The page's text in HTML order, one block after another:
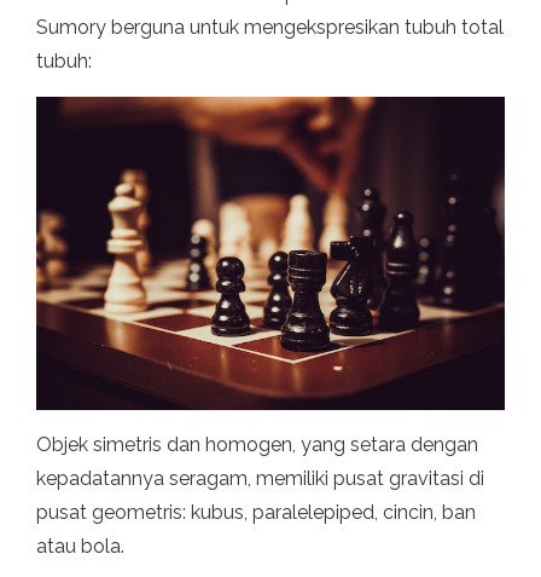
Sumory berguna untuk mengekspresikan tubuh total
tubuh:
Objek simetris dan homogen, yang setara dengan
kepadatannya seragam, memiliki pusat gravitasi di
pusat geometris: kubus, paralelepiped, cincin, ban
atau bola.